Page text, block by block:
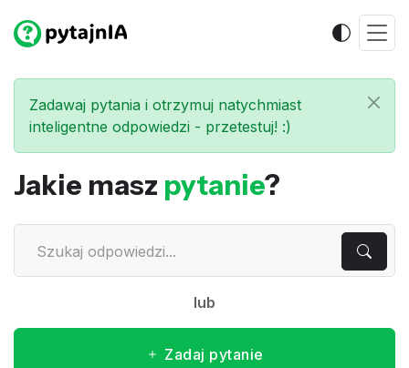
Zadawaj pytania i otrzymuj natychmiast
inteligentne odpowiedzi - przetestuj! :)
Jakie masz pytanie?
lub
Zadaj pytanie